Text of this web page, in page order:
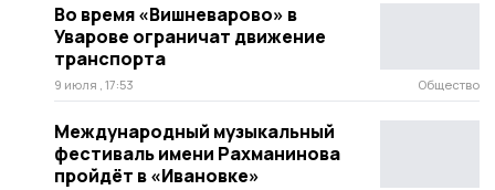
Во время «Вишневарово» в
Уварове ограничат движение
транспорта
9 июля , 17:53 Общество
Международный музыкальный
фестиваль имени Рахманинова
пройдёт в «Ивановке»